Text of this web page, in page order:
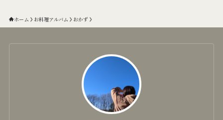
ホーム お料理アルバム おかず